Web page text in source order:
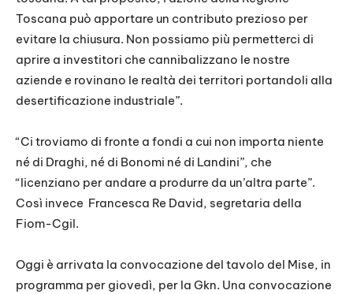
Toscana può apportare un contributo prezioso per
evitare la chiusura. Non possiamo più permetterci di
aprire a investitori che cannibalizzano le nostre
aziende e rovinano le realtà dei territori portandoli alla
desertificazione industriale”.
“Ci troviamo di fronte a fondi a cui non importa niente
né di Draghi, né di Bonomi né di Landini”, che
“licenziano per andare a produrre da un’altra parte”.
Così invece Francesca Re David, segretaria della
Fiom-Cgil.
Oggi è arrivata la convocazione del tavolo del Mise, in
programma per giovedì, per la Gkn. Una convocazione